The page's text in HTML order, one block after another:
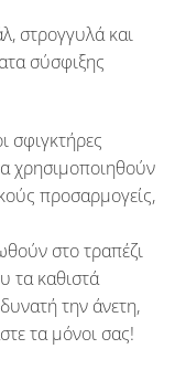
στρογγυλά και
σύσφιξης
σφιγκτήρες
χρησιμοποιηθούν
προσαρμογείς,
στο τραπέζι
τα καθιστά
την άνετη,
τα μόνοι σας!